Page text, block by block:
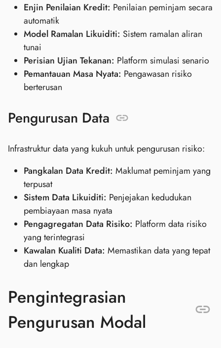
Enjin Penilaian Kredit: Penilaian peminjam secara
automatik
Model Ramalan Likuiditi: Sistem ramalan aliran
tunai
Perisian Ujian Tekanan: Platform simulasi senario
Pemantauan Masa Nyata: Pengawasan risiko
berterusan
Pengurusan Data
Infrastruktur data yang kukuh untuk pengurusan risiko:
Pangkalan Data Kredit: Maklumat peminjam yang
terpusat
Sistem Data Likuiditi: Penjejakan kedudukan
pembiayaan masa nyata
Pengagregatan Data Risiko: Platform data risiko
yang terintegrasi
Kawalan Kualiti Data: Memastikan data yang tepat
dan lengkap
Pengintegrasian
Pengurusan Modal